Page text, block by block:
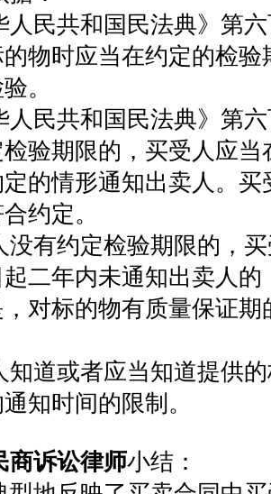
人民共和国民法典》第
的物时应当在约定的检
。
人民共和国民法典》第
验期限的，买受人应
的情形通知出卖人。
约定。
没有约定检验期限的，
二年内未通知出卖人
对标的物有质量保证
知道或者应当知道提供
知时间的限制。
商诉讼律师小结：